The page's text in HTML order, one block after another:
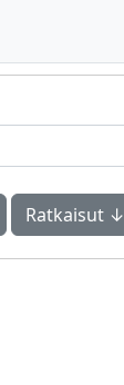
Ratkaisut ↓